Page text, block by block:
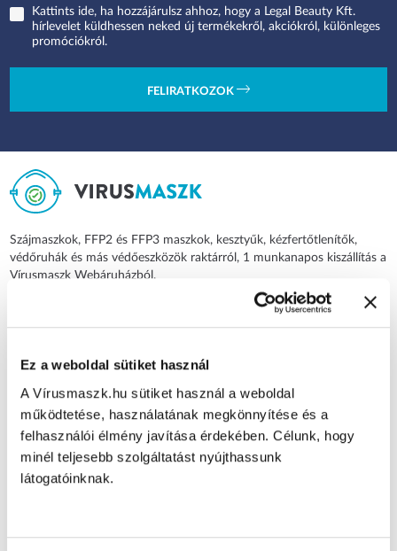
Ez a weboldal sütiket használ
A Vírusmaszk.hu sütiket használ a weboldal
működtetése, használatának megkönnyítése és a
felhasználói élmény javítása érdekében. Célunk, hogy
minél teljesebb szolgáltatást nyújthassunk
látogatóinknak.
Kattints ide, ha hozzájárulsz ahhoz, hogy a Legal Beauty Kft.
hírlevelet küldhessen neked új termékekről, akciókról, különleges
promóciókról.
FELIRATKOZOK
Szájmaszkok, FFP2 és FFP3 maszkok, kesztyűk, kézfertőtlenítők,
védőruhák és más védőeszközök raktárról, 1 munkanapos kiszállítás a
Vírusmaszk Webáruházból.
KÉRDÉSED VAN?
+36-70-799-9999
H- P: 8:00-17:00-ig
nagyker@virusmaszk.hu
HASZNOS LINKEK